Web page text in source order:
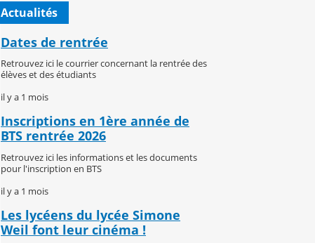
Actualités
Dates de rentrée
Retrouvez ici le courrier concernant la rentrée des
élèves et des étudiants
il y a 1 mois
Inscriptions en 1ère année de
BTS rentrée 2026
Retrouvez ici les informations et les documents
pour l'inscription en BTS
il y a 1 mois
Les lycéens du lycée Simone
Weil font leur cinéma !